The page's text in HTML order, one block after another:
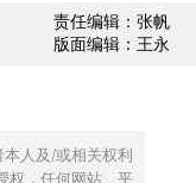
责任编辑：张帆
版面编辑：王永
人及/或相关权利
权，任何网站、平